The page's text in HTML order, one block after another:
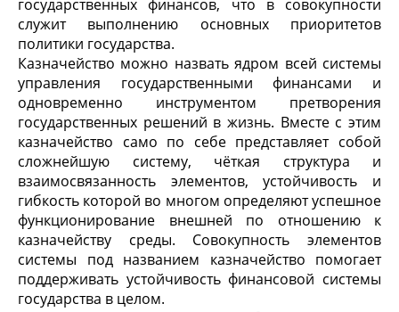
государственных финансов, что в совокупности
служит выполнению основных приоритетов
политики государства.
Казначейство можно назвать ядром всей системы
управления государственными финансами и
одновременно инструментом претворения
государственных решений в жизнь. Вместе с этим
казначейство само по себе представляет собой
сложнейшую систему, чёткая структура и
взаимосвязанность элементов, устойчивость и
гибкость которой во многом определяют успешное
функционирование внешней по отношению к
казначейству среды. Совокупность элементов
системы под названием казначейство помогает
поддерживать устойчивость финансовой системы
государства в целом.